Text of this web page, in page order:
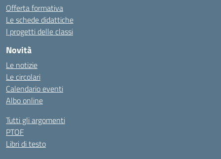
Offerta formativa
Le schede didattiche
I progetti delle classi
Novità
Le notizie
Le circolari
Calendario eventi
Albo online
Tutti gli argomenti
PTOF
Libri di testo